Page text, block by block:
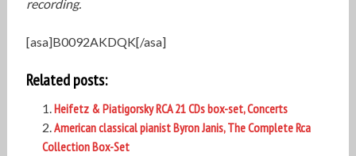
recording.
[asa]B0092AKDQK[/asa]
Related posts:
Heifetz & Piatigorsky RCA 21 CDs box-set, Concerts
American classical pianist Byron Janis, The Complete Rca
Collection Box-Set